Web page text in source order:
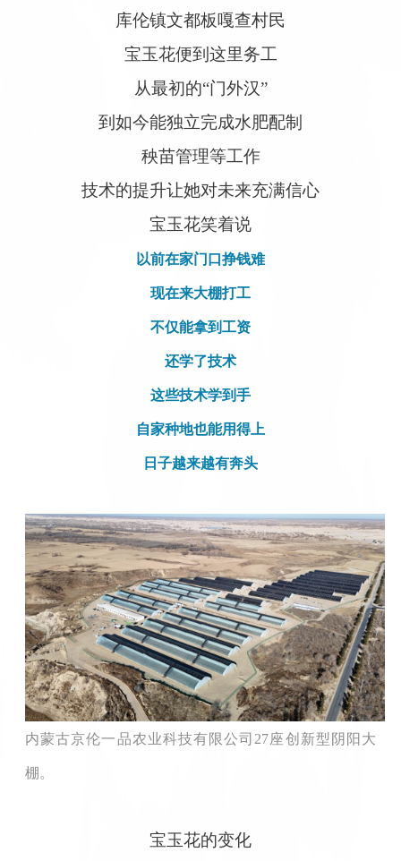
库伦镇文都板嘎查村民
宝玉花便到这里务工
从最初的“门外汉”
到如今能独立完成水肥配制
秧苗管理等工作
技术的提升让她对未来充满信心
宝玉花笑着说
以前在家门口挣钱难
现在来大棚打工
不仅能拿到工资
还学了技术
这些技术学到手
自家种地也能用得上
日子越来越有奔头
内蒙古京伦一品农业科技有限公司27座创新型阴阳大
棚。
宝玉花的变化